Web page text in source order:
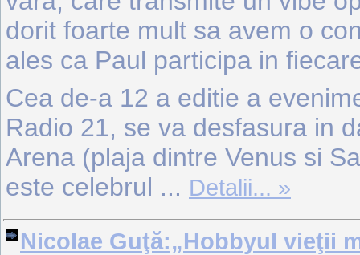
dorit foarte mult sa avem o
ales ca Paul participa in
Cea de-a 12 a editie a
Radio 21, se va desfasura in
Arena (plaja dintre Venus si
este celebrul ... Detalii... »
Nicolae Guţă:„Hobbyul vieţii